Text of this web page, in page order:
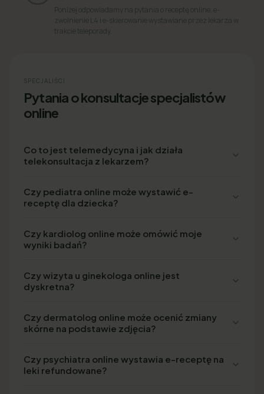
Poniżej odpowiadamy na pytania o receptę online, e-
zwolnienie L4 i e-skierowanie wystawiane przez lekarza w
trakcie teleporady.
SPECJALIŚCI
Pytania o konsultacje specjalistów
online
Co to jest telemedycyna i jak działa
telekonsultacja z lekarzem?
Czy pediatra online może wystawić e-
receptę dla dziecka?
Czy kardiolog online może omówić moje
wyniki badań?
Czy wizyta u ginekologa online jest
dyskretna?
Czy dermatolog online może ocenić zmiany
skórne na podstawie zdjęcia?
Czy psychiatra online wystawia e-receptę na
leki refundowane?